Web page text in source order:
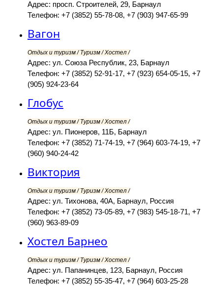
Адрес: просп. Строителей, 29, Барнаул
Телефон: +7 (3852) 55-78-08, +7 (903) 947-65-99
Вагон
Отдых и туризм / Туризм / Хостел /
Адрес: ул. Союза Республик, 23, Барнаул
Телефон: +7 (3852) 52-91-17, +7 (923) 654-05-15, +7
(905) 924-23-64
Глобус
Отдых и туризм / Туризм / Хостел /
Адрес: ул. Пионеров, 11Б, Барнаул
Телефон: +7 (3852) 71-74-19, +7 (964) 603-74-19, +7
(960) 940-24-42
Виктория
Отдых и туризм / Туризм / Хостел /
Адрес: ул. Тихонова, 40А, Барнаул, Россия
Телефон: +7 (3852) 73-05-89, +7 (983) 545-18-71, +7
(960) 963-89-09
Хостел Барнео
Отдых и туризм / Туризм / Хостел /
Адрес: ул. Папанинцев, 123, Барнаул, Россия
Телефон: +7 (3852) 55-35-47, +7 (964) 603-25-28